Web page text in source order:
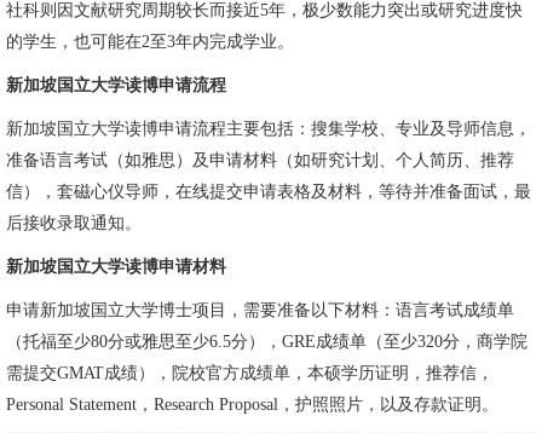
社科则因文献研究周期较长而接近5年，极少数能力突出或研究进度快
的学生，也可能在2至3年内完成学业。
新加坡国立大学读博申请流程
新加坡国立大学读博申请流程主要包括：搜集学校、专业及导师信息，
准备语言考试（如雅思）及申请材料（如研究计划、个人简历、推荐
信），套磁心仪导师，在线提交申请表格及材料，等待并准备面试，最
后接收录取通知。
新加坡国立大学读博申请材料
申请新加坡国立大学博士项目，需要准备以下材料：语言考试成绩单
（托福至少80分或雅思至少6.5分），GRE成绩单（至少320分，商学院
需提交GMAT成绩），院校官方成绩单，本硕学历证明，推荐信，
Personal Statement，Research Proposal，护照照片，以及存款证明。